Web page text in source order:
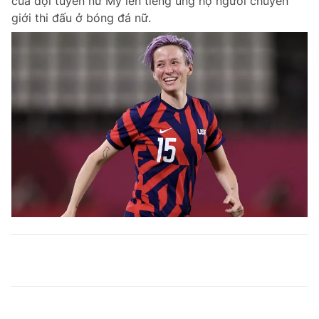
giới thi đấu ở bóng đá nữ.